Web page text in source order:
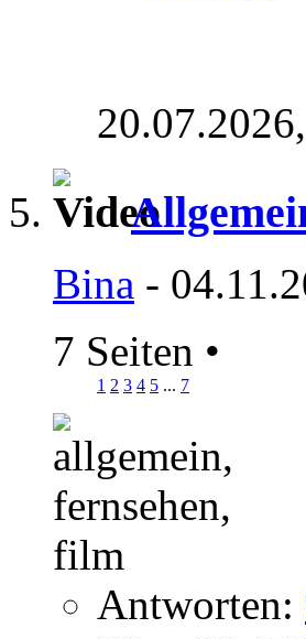
20.07.2026,
Bina -
7 Seiten •
1 2 3 4 5 ... 7
Antworten: